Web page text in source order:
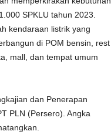
SPKLU tahun 2023.
kendaraan listrik yang
di POM bensin, rest
mall, dan tempat umum
dan Penerapan
PLN (Persero). Angka